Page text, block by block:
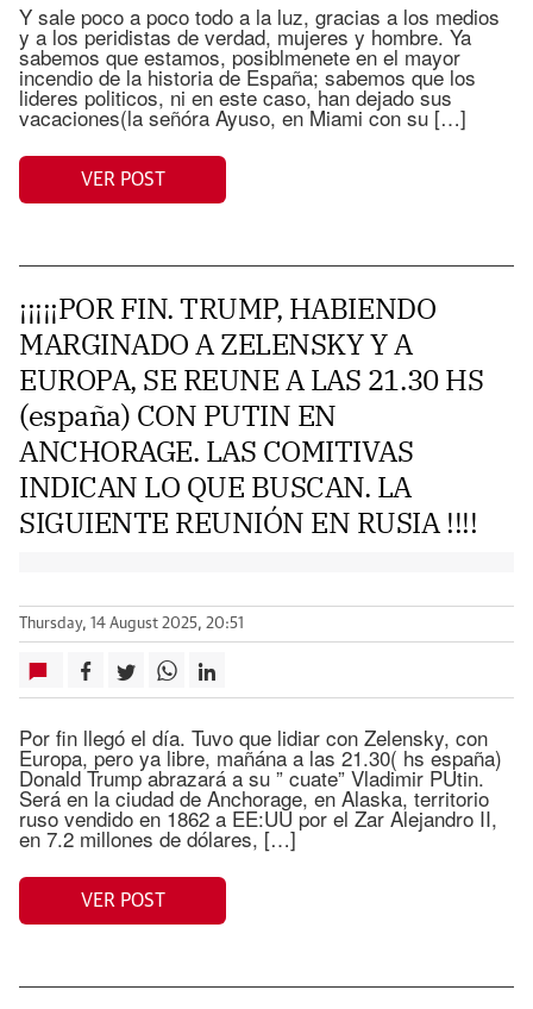
Y sale poco a poco todo a la luz, gracias a los medios
y a los peridistas de verdad, mujeres y hombre. Ya
sabemos que estamos, posiblmenete en el mayor
incendio de la historia de España; sabemos que los
lideres politicos, ni en este caso, han dejado sus
vacaciones(la señóra Ayuso, en Miami con su […]
VER POST
¡¡¡¡¡POR FIN. TRUMP, HABIENDO
MARGINADO A ZELENSKY Y A
EUROPA, SE REUNE A LAS 21.30 HS
(españa) CON PUTIN EN
ANCHORAGE. LAS COMITIVAS
INDICAN LO QUE BUSCAN. LA
SIGUIENTE REUNIÓN EN RUSIA !!!!
Thursday, 14 August 2025, 20:51
Por fin llegó el día. Tuvo que lidiar con Zelensky, con
Europa, pero ya libre, mañána a las 21.30( hs españa)
Donald Trump abrazará a su ” cuate” Vladimir PUtin.
Será en la ciudad de Anchorage, en Alaska, territorio
ruso vendido en 1862 a EE:UU por el Zar Alejandro II,
en 7.2 millones de dólares, […]
VER POST